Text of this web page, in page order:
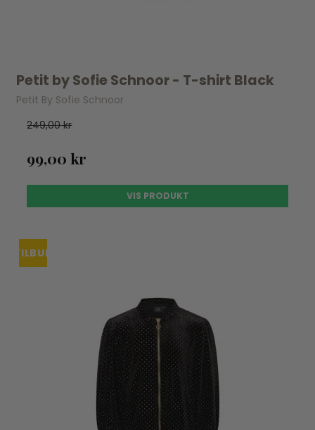
Petit by Sofie Schnoor - T-shirt Black
Petit By Sofie Schnoor
249,00 kr
99,00 kr
VIS PRODUKT
TILBUD